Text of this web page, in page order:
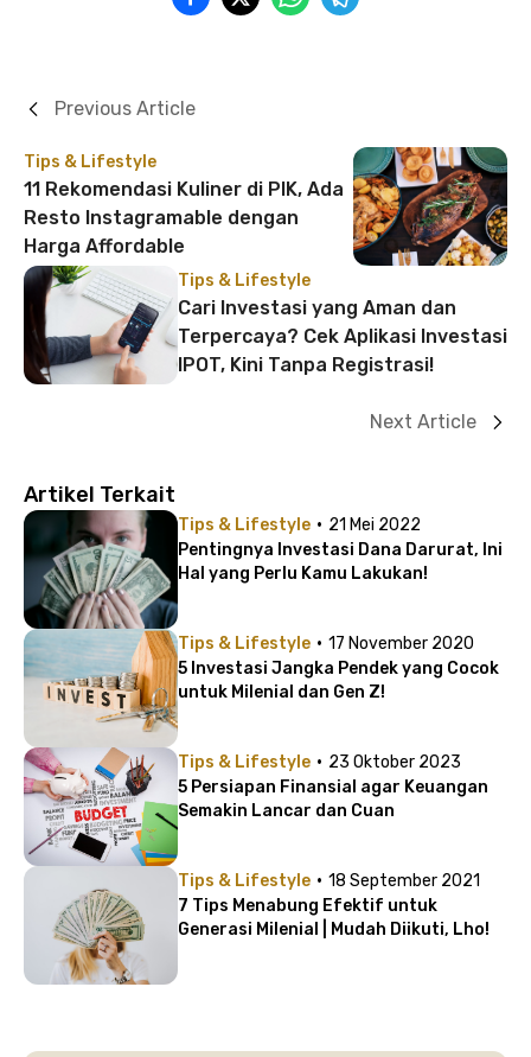
Tips & Lifestyle
11 Rekomendasi Kuliner di PIK, Ada
Resto Instagramable dengan
Harga Affordable
Previous Article
Tips & Lifestyle
Cari Investasi yang Aman dan
Terpercaya? Cek Aplikasi Investasi
IPOT, Kini Tanpa Registrasi!
Next Article
Artikel Terkait
Tips & Lifestyle · 21 Mei 2022
Pentingnya Investasi Dana Darurat, Ini
Hal yang Perlu Kamu Lakukan!
Tips & Lifestyle · 17 November 2020
5 Investasi Jangka Pendek yang Cocok
untuk Milenial dan Gen Z!
Tips & Lifestyle · 23 Oktober 2023
5 Persiapan Finansial agar Keuangan
Semakin Lancar dan Cuan
Tips & Lifestyle · 18 September 2021
7 Tips Menabung Efektif untuk
Generasi Milenial | Mudah Diikuti, Lho!